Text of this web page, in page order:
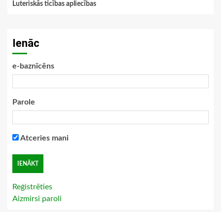
Luteriskās ticības apliecības
Ienāc
e-baznīcēns
Parole
Atceries mani
Reģistrēties
Aizmirsi paroli